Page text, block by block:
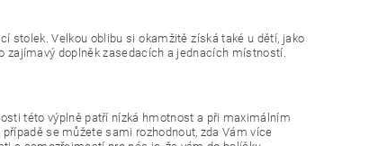
stolek. Velkou oblibu si okamžitě získá také u dětí, jako
zajímavý doplněk zasedacích a jednacích místností.
této výplně patří nízká hmotnost a při maximálním
se můžete sami rozhodnout, zda Vám více